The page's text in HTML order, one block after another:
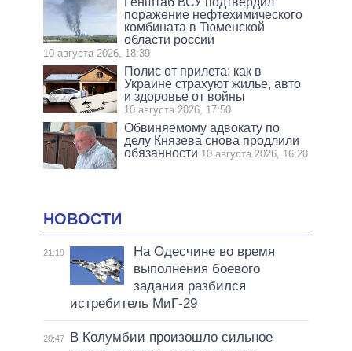
поражение нефтехимического
комбината в Тюменской
области россии
10 августа 2026, 18:39
Полис от прилета: как в
Украине страхуют жилье, авто
и здоровье от войны
10 августа 2026, 17:50
Обвиняемому адвокату по
делу Князева снова продлили
обязанности 10 августа 2026, 16:20
НОВОСТИ
21:19
На Одесчине во время
выполнения боевого
задания разбился
истребитель МиГ-29
20:47
В Колумбии произошло сильное